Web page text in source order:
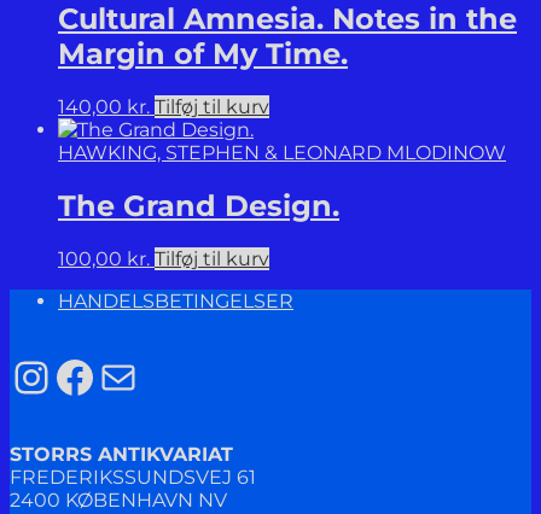
Cultural Amnesia. Notes in the
Margin of My Time.
140,00 kr. Tilføj til kurv
HAWKING, STEPHEN & LEONARD MLODINOW
The Grand Design.
100,00 kr. Tilføj til kurv
HANDELSBETINGELSER
Instagram
Facebook
Mail
STORRS ANTIKVARIAT
FREDERIKSSUNDSVEJ 61
2400 KØBENHAVN NV